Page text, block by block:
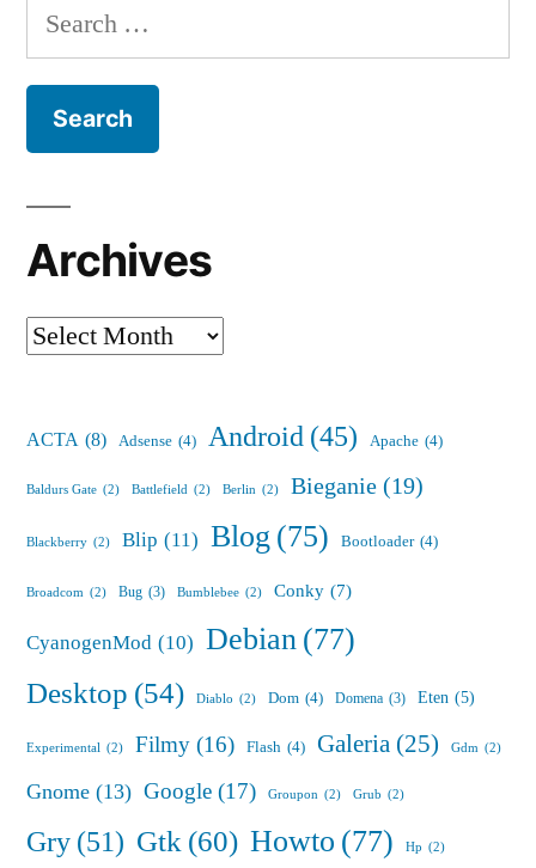
Search
for:
Archives
Archives
ACTA (8) Adsense (4) Android (45) Apache (4)
Baldurs Gate (2) Battlefield (2) Berlin (2) Bieganie (19)
Blackberry (2) Blip (11) Blog(75) Bootloader (4)
Broadcom (2) Bug (3) Bumblebee (2) Conky (7)
CyanogenMod (10) Debian(77)
Desktop (54) Diablo (2) Dom (4) Domena (3) Eten (5)
Experimental (2) Filmy (16) Flash (4) Galeria (25) Gdm (2)
Gnome (13) Google (17) Groupon (2) Grub (2)
Gry(51) Gtk(60) Howto (77) Hp (2)